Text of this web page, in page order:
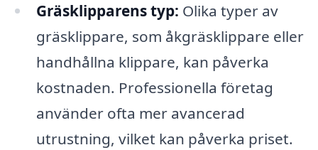
Gräsklipparens typ: Olika typer av
gräsklippare, som åkgräsklippare eller
handhållna klippare, kan påverka
kostnaden. Professionella företag
använder ofta mer avancerad
utrustning, vilket kan påverka priset.